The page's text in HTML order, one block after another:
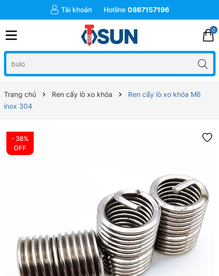
Tài khoản Hotline 0867157196
0
Trang chủ Ren cấy lò xo khóa
Ren cấy lò xo khóa M6
inox 304
- 38%
OFF